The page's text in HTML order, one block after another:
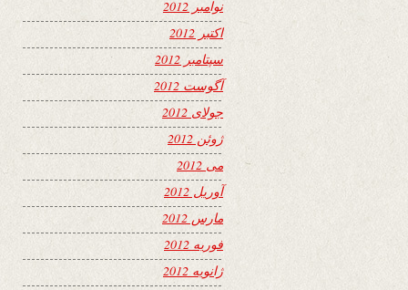
نوامبر 2012
اکتبر 2012
سپتامبر 2012
آگوست 2012
جولای 2012
ژوئن 2012
می 2012
آوریل 2012
مارس 2012
فوریه 2012
ژانویه 2012